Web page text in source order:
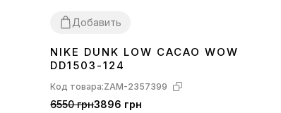
Добавить
3637 383940 414243 4445
NIKE DUNK LOW CACAO WOW
DD1503-124
Код товара:ZAM-2357399
6550 грн3896 грн